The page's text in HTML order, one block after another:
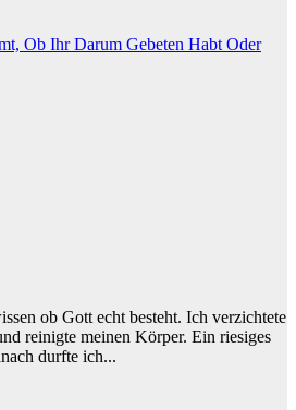
Ob Ihr Darum Gebeten Habt Oder
ob Gott echt besteht. Ich verzichtete
reinigte meinen Körper. Ein riesiges
durfte ich...